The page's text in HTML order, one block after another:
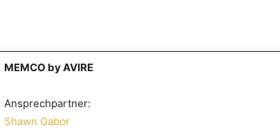
MEMCO by AVIRE
Ansprechpartner:
Shawn Gabor